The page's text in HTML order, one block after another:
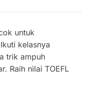
untuk
kelasnya
trik ampuh
Raih nilai TOEFL